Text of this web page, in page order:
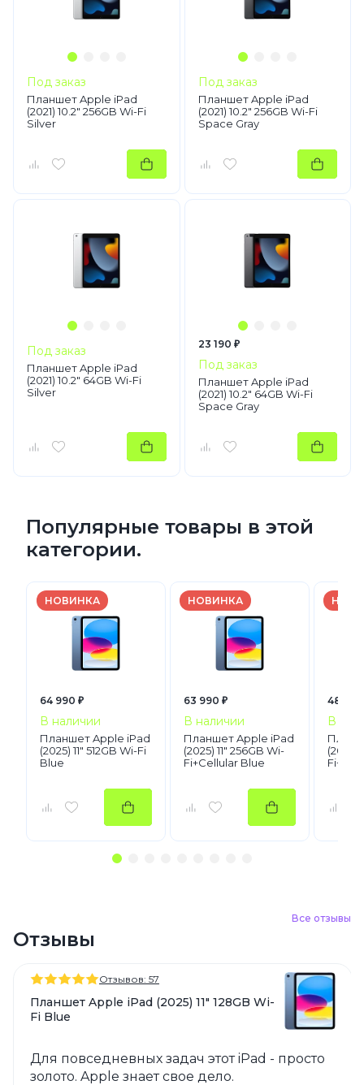
Под заказ
Планшет Apple iPad
(2021) 10.2" 256GB Wi-Fi
Silver
Под заказ
Планшет Apple iPad
(2021) 10.2" 256GB Wi-Fi
Space Gray
Под заказ
Планшет Apple iPad
(2021) 10.2" 64GB Wi-Fi
Silver
23 190 ₽
Под заказ
Планшет Apple iPad
(2021) 10.2" 64GB Wi-Fi
Space Gray
Популярные товары в этой
категории.
НОВИНКА
64 990 ₽
В наличии
Планшет Apple iPad
(2025) 11" 512GB Wi-Fi
Blue
НОВИНКА
63 990 ₽
В наличии
Планшет Apple iPad
(2025) 11" 256GB Wi-
Fi+Cellular Blue
48
В
(2025)
Отзывы
Все отзывы
Отзывов: 57
Планшет Apple iPad (2025) 11" 128GB Wi-
Fi Blue
Для повседневных задач этот iPad - просто
золото. Apple знает свое дело.